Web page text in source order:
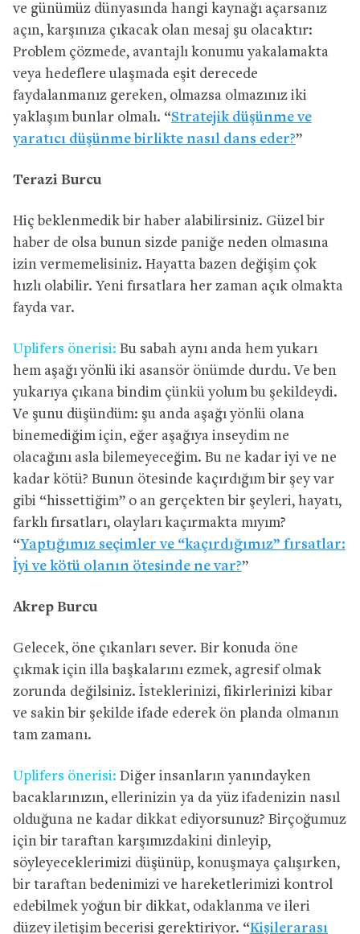
ve günümüz dünyasında hangi kaynağı açarsanız
açın, karşınıza çıkacak olan mesaj şu olacaktır:
Problem çözmede, avantajlı konumu yakalamakta
veya hedeflere ulaşmada eşit derecede
faydalanmanız gereken, olmazsa olmazınız iki
yaklaşım bunlar olmalı. “Stratejik düşünme ve
yaratıcı düşünme birlikte nasıl dans eder?”
Terazi Burcu
Hiç beklenmedik bir haber alabilirsiniz. Güzel bir
haber de olsa bunun sizde paniğe neden olmasına
izin vermemelisiniz. Hayatta bazen değişim çok
hızlı olabilir. Yeni fırsatlara her zaman açık olmakta
fayda var.
Uplifers önerisi: Bu sabah aynı anda hem yukarı
hem aşağı yönlü iki asansör önümde durdu. Ve ben
yukarıya çıkana bindim çünkü yolum bu şekildeydi.
Ve şunu düşündüm: şu anda aşağı yönlü olana
binemediğim için, eğer aşağıya inseydim ne
olacağını asla bilemeyeceğim. Bu ne kadar iyi ve ne
kadar kötü? Bunun ötesinde kaçırdığım bir şey var
gibi “hissettiğim” o an gerçekten bir şeyleri, hayatı,
farklı fırsatları, olayları kaçırmakta mıyım?
“Yaptığımız seçimler ve “kaçırdığımız” fırsatlar:
İyi ve kötü olanın ötesinde ne var?”
Akrep Burcu
Gelecek, öne çıkanları sever. Bir konuda öne
çıkmak için illa başkalarını ezmek, agresif olmak
zorunda değilsiniz. İsteklerinizi, fikirlerinizi kibar
ve sakin bir şekilde ifade ederek ön planda olmanın
tam zamanı.
Uplifers önerisi: Diğer insanların yanındayken
bacaklarınızın, ellerinizin ya da yüz ifadenizin nasıl
olduğuna ne kadar dikkat ediyorsunuz? Birçoğumuz
için bir taraftan karşımızdakini dinleyip,
söyleyeceklerimizi düşünüp, konuşmaya çalışırken,
bir taraftan bedenimizi ve hareketlerimizi kontrol
edebilmek yoğun bir dikkat, odaklanma ve ileri
düzey iletişim becerisi gerektiriyor. “Kişilerarası